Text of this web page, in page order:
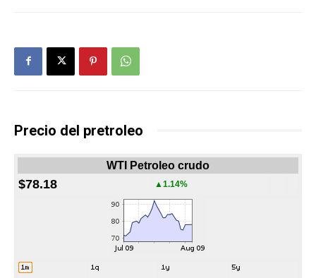
Precio del pretroleo
WTI Petroleo crudo
$78.18 ▲1.14%